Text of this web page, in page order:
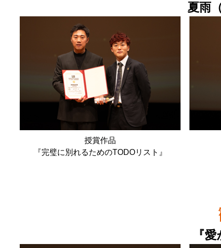
夏雨
授賞作品
『完璧に別れるためのTODOリスト』
『